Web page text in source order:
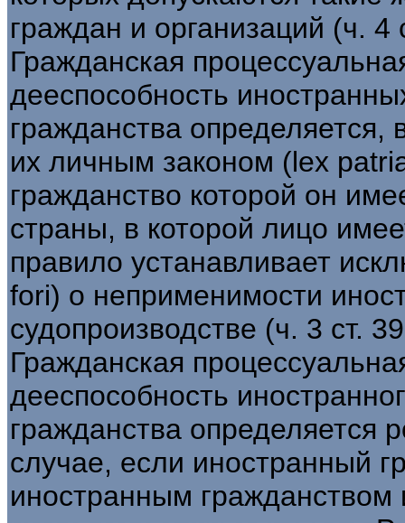
граждан и организаций (ч. 4
Гражданская
дееспособность
гражданства определяется,
их личным законом (lex
гражданство которой он
страны, в которой лицо
правило устанавливает
fori) о неприменимости
судопроизводстве (ч. 3 ст.
Гражданская
дееспособность
гражданства определяется
случае, если иностранный
иностранным